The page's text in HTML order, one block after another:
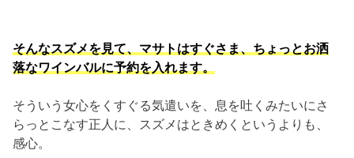
そんなスズメを見て、マサトはすぐさま、ちょっとお洒
落なワインバルに予約を入れます。
そういう女心をくすぐる気遣いを、息を吐くみたいにさ
らっとこなす正人に、スズメはときめくというよりも、
感心。